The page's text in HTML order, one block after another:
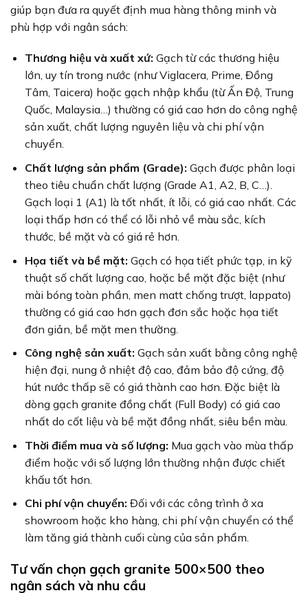
giúp bạn đưa ra quyết định mua hàng thông minh và
phù hợp với ngân sách:
Thương hiệu và xuất xứ: Gạch từ các thương hiệu
lớn, uy tín trong nước (như Viglacera, Prime, Đồng
Tâm, Taicera) hoặc gạch nhập khẩu (từ Ấn Độ, Trung
Quốc, Malaysia…) thường có giá cao hơn do công nghệ
sản xuất, chất lượng nguyên liệu và chi phí vận
chuyển.
Chất lượng sản phẩm (Grade): Gạch được phân loại
theo tiêu chuẩn chất lượng (Grade A1, A2, B, C…).
Gạch loại 1 (A1) là tốt nhất, ít lỗi, có giá cao nhất. Các
loại thấp hơn có thể có lỗi nhỏ về màu sắc, kích
thước, bề mặt và có giá rẻ hơn.
Họa tiết và bề mặt: Gạch có họa tiết phức tạp, in kỹ
thuật số chất lượng cao, hoặc bề mặt đặc biệt (như
mài bóng toàn phần, men matt chống trượt, lappato)
thường có giá cao hơn gạch đơn sắc hoặc họa tiết
đơn giản, bề mặt men thường.
Công nghệ sản xuất: Gạch sản xuất bằng công nghệ
hiện đại, nung ở nhiệt độ cao, đảm bảo độ cứng, độ
hút nước thấp sẽ có giá thành cao hơn. Đặc biệt là
dòng gạch granite đồng chất (Full Body) có giá cao
nhất do cốt liệu và bề mặt đồng nhất, siêu bền màu.
Thời điểm mua và số lượng: Mua gạch vào mùa thấp
điểm hoặc với số lượng lớn thường nhận được chiết
khấu tốt hơn.
Chi phí vận chuyển: Đối với các công trình ở xa
showroom hoặc kho hàng, chi phí vận chuyển có thể
làm tăng giá thành cuối cùng của sản phẩm.
Tư vấn chọn gạch granite 500×500 theo
ngân sách và nhu cầu